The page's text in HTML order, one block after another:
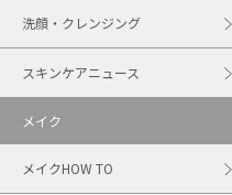
洗顔・クレンジング
スキンケアニュース
メイク
メイクHOW TO